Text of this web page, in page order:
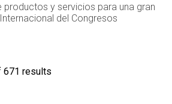
productos y servicios para una gran
del Congresos
671 results